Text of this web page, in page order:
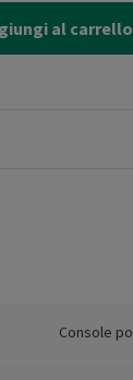
al carrello
Console